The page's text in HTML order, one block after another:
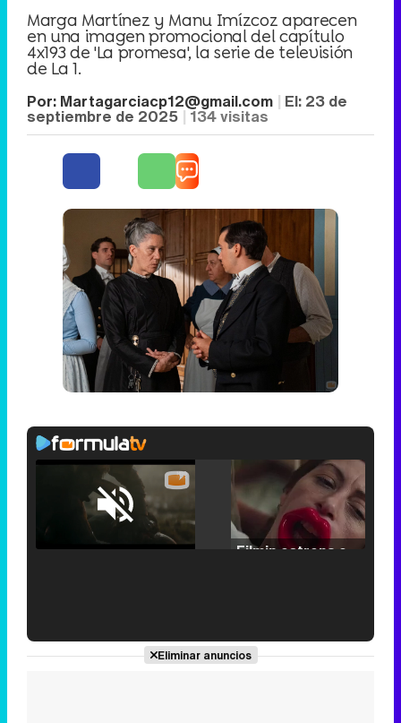
Marga Martínez y Manu Imízcoz aparecen
en una imagen promocional del capítulo
4x193 de 'La promesa', la serie de televisión
de La 1.
Por: Martagarciacp12@gmail.com El: 23 de
septiembre de 2025 134visitas
Unmute /
Loaded:
25.30%
'120 Minutos' celebra sus 2.000 programas en Telemadrid con un vídeo del día a día en la redacción
Eliminar anuncios